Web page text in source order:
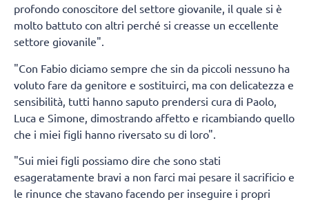
profondo conoscitore del settore giovanile, il quale si è
molto battuto con altri perché si creasse un eccellente
settore giovanile".
"Con Fabio diciamo sempre che sin da piccoli nessuno ha
voluto fare da genitore e sostituirci, ma con delicatezza e
sensibilità, tutti hanno saputo prendersi cura di Paolo,
Luca e Simone, dimostrando affetto e ricambiando quello
che i miei figli hanno riversato su di loro".
"Sui miei figli possiamo dire che sono stati
esageratamente bravi a non farci mai pesare il sacrificio e
le rinunce che stavano facendo per inseguire i propri